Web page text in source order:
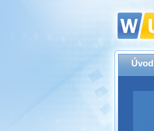
Úvod